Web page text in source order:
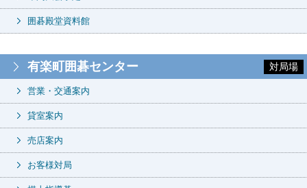
囲碁殿堂資料館
有楽町囲碁センター 対局場
営業・交通案内
貸室案内
売店案内
お客様対局